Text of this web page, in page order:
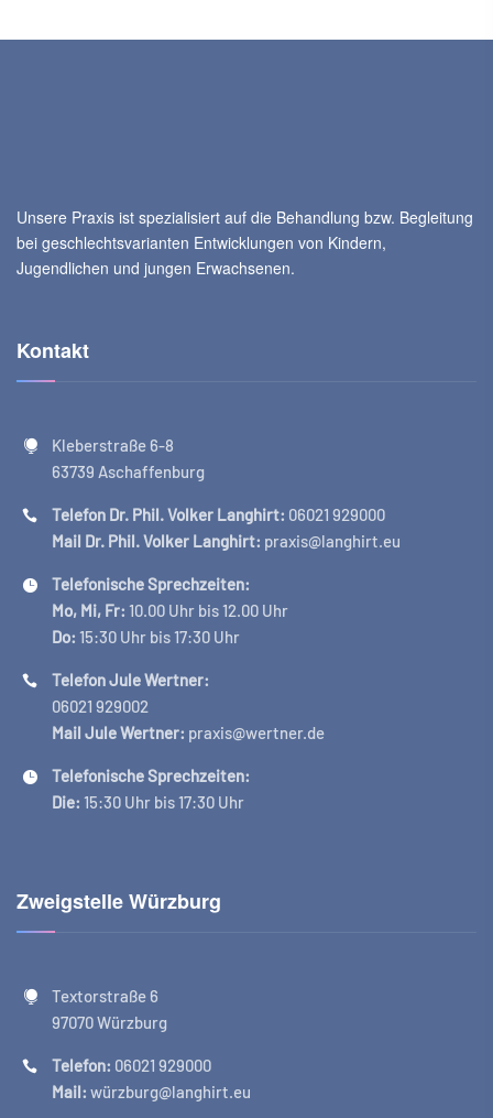
Unsere Praxis ist spezialisiert auf die Behandlung bzw. Begleitung
bei geschlechtsvarianten Entwicklungen von Kindern,
Jugendlichen und jungen Erwachsenen.
Kontakt
Kleberstraße 6-8
63739 Aschaffenburg
Telefon Dr. Phil. Volker Langhirt: 06021 929000
Mail Dr. Phil. Volker Langhirt: praxis@langhirt.eu
Telefonische Sprechzeiten:
Mo, Mi, Fr: 10.00 Uhr bis 12.00 Uhr
Do: 15:30 Uhr bis 17:30 Uhr
Telefon Jule Wertner:
06021 929002
Mail Jule Wertner: praxis@wertner.de
Telefonische Sprechzeiten:
Die: 15:30 Uhr bis 17:30 Uhr
Zweigstelle Würzburg
Textorstraße 6
97070 Würzburg
Telefon: 06021 929000
Mail: würzburg@langhirt.eu